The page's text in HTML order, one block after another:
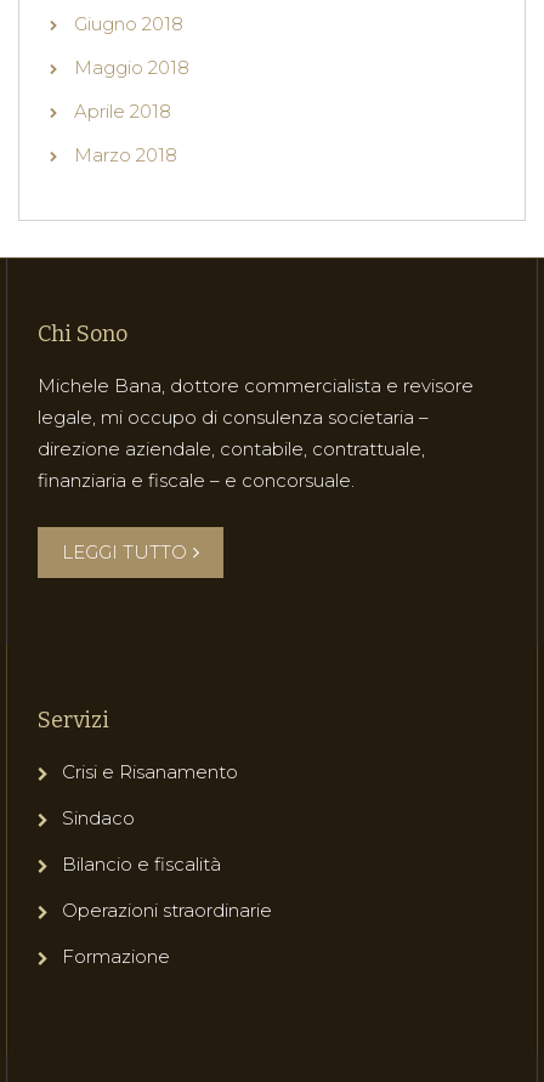
Giugno 2018
Maggio 2018
Aprile 2018
Marzo 2018
Chi Sono
Michele Bana, dottore commercialista e revisore
legale, mi occupo di consulenza societaria –
direzione aziendale, contabile, contrattuale,
finanziaria e fiscale – e concorsuale.
LEGGI TUTTO
Servizi
Crisi e Risanamento
Sindaco
Bilancio e fiscalità
Operazioni straordinarie
Formazione